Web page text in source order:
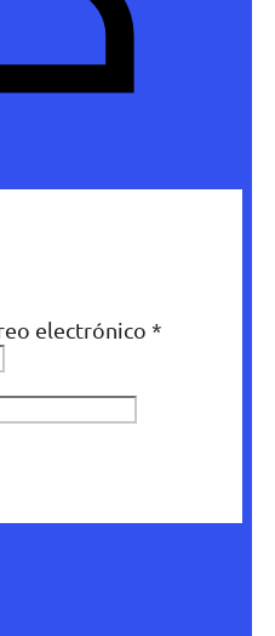
electrónico *